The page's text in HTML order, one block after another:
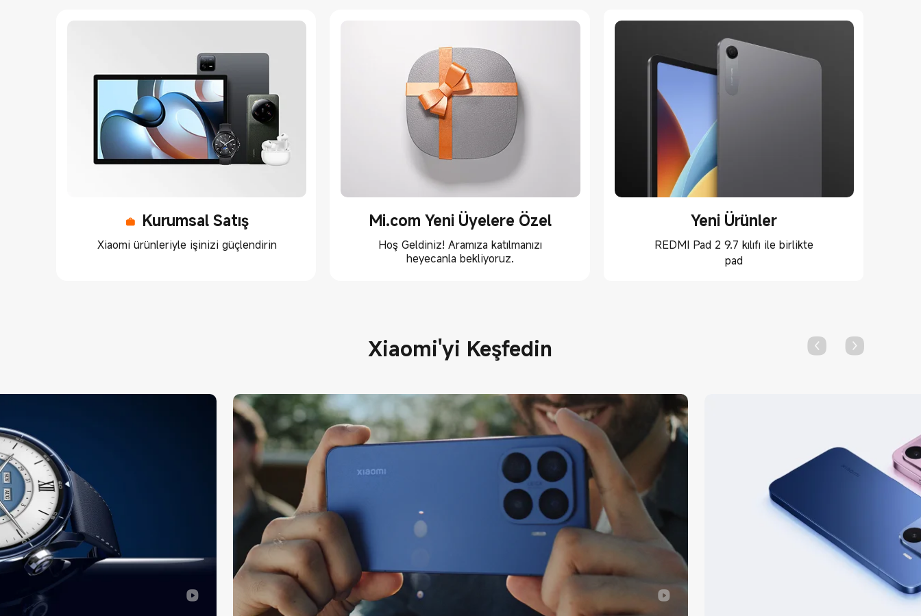
Kurumsal Satış
Xiaomi ürünleriyle işinizi güçlendirin
Mi.com Yeni Üyelere Özel
Hoş Geldiniz! Aramıza katılmanızı
heyecanla bekliyoruz.
Yeni Ürünler
REDMI Pad 2 9.7 kılıfı ile birlikte
pad
Xiaomi'yi Keşfedin